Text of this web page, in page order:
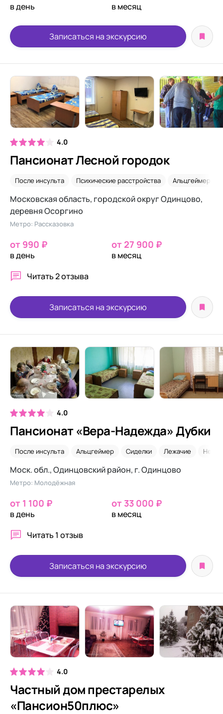
в день в месяц
Записаться на экскурсию
4.0
Пансионат Лесной городок
После инсульта Психические расстройства Альцгеймер
Московская область, городской округ Одинцово,
деревня Осоргино
Метро: Рассказовка
от 990 ₽
в день
от 27 900 ₽
в месяц
Читать2 отзыва
Записаться на экскурсию
4.0
Пансионат «Вера-Надежда» Дубки
После инсульта Альцгеймер Сиделки Лежачие
Моск. обл., Одинцовский район, г. Одинцово
Метро: Молодёжная
от 1 100 ₽
в день
от 33 000 ₽
в месяц
Читать 1 отзыв
Записаться на экскурсию
4.0
Частный дом престарелых
«Пансион50плюс»